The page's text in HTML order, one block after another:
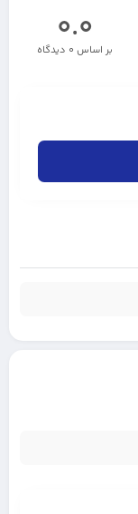
0.0
بر اساس 0 دیدگاه